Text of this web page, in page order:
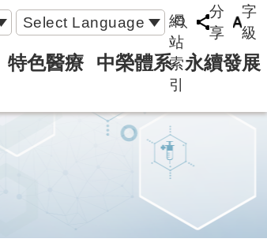
Select Language
網
站
索
引
分
享
字
級
特色醫療 中榮體系 永續發展